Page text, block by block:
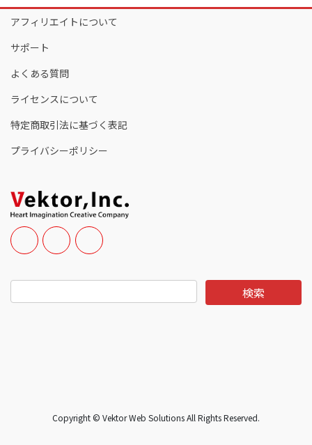
アフィリエイトについて
サポート
よくある質問
ライセンスについて
特定商取引法に基づく表記
プライバシーポリシー
Copyright © Vektor Web Solutions All Rights Reserved.